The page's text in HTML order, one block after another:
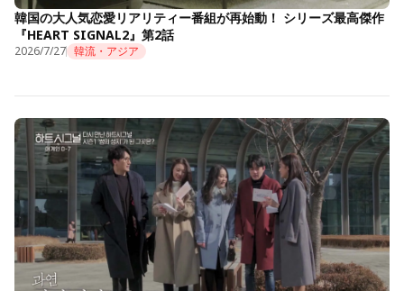
韓国の大人気恋愛リアリティー番組が再始動！ シリーズ最高傑作
『HEART SIGNAL2』第2話
2026/7/27 韓流・アジア